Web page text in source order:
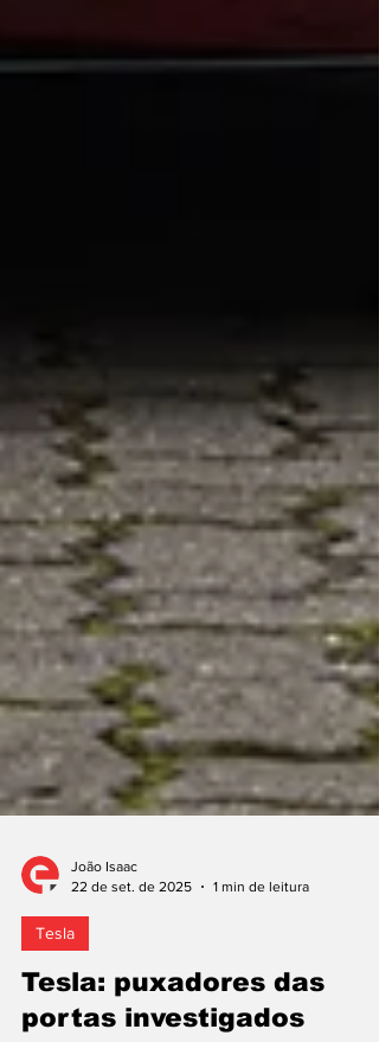
22 de set. de 2025
Tesla
Tesla: puxadores das